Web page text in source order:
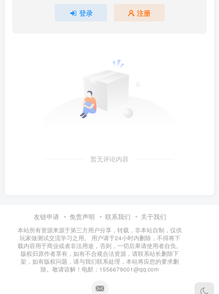
登录 注册
暂无评论内容
友链申请 免责声明 联系我们 关于我们
本站所有资源来源于第三方用户分享，转载，非本站自制，仅供
玩家做测试交流学习之用。 用户请于24小时内删除，不得将下
载内容用于商业或者非法用途，否则，一切后果请使用者自负。
版权归原作者享有，如有不合规合法资源，请联系站长删除下
架，如有版权问题，请与我们联系处理，本站将应您的要求删
除。敬请谅解！电邮：1556679001@qq.com